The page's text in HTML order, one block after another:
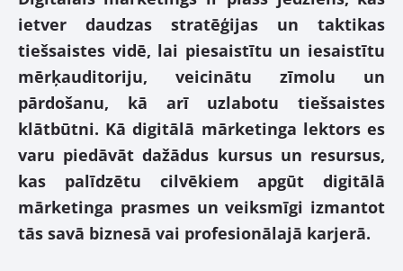
ietver daudzas stratēģijas un taktikas
tiešsaistes vidē, lai piesaistītu un iesaistītu
mērķauditoriju, veicinātu zīmolu un
pārdošanu, kā arī uzlabotu tiešsaistes
klātbūtni. Kā digitālā mārketinga lektors es
varu piedāvāt dažādus kursus un resursus,
kas palīdzētu cilvēkiem apgūt digitālā
mārketinga prasmes un veiksmīgi izmantot
tās savā biznesā vai profesionālajā karjerā.